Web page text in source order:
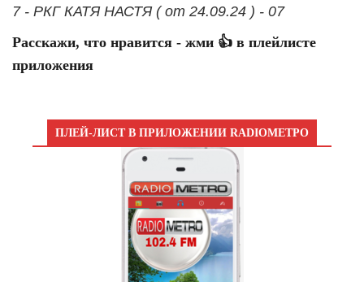
7 - РКГ КАТЯ НАСТЯ ( от 24.09.24 ) - 07
Расскажи, что нравится - жми 👍 в плейлисте
приложения
ПЛЕЙ-ЛИСТ В ПРИЛОЖЕНИИ RADIOМЕТРО